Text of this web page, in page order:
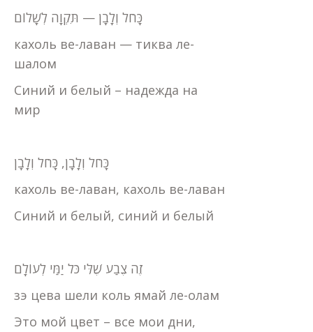
כָּחֹל וְלָבָן — תִּקְוָה לְשָׁלוֹם
кахоль ве-лаван — тиква ле-
шалом
Синий и белый – надежда на
мир
כָּחֹל וְלָבָן, כָּחֹל וְלָבָן
кахоль ве-лаван, кахоль ве-лаван
Синий и белый, синий и белый
זֶה צֶבַע שֶׁלִּי כֹּל יַמַּי לְעוֹלָם
зэ цева шели коль ямай ле-олам
Это мой цвет – все мои дни,